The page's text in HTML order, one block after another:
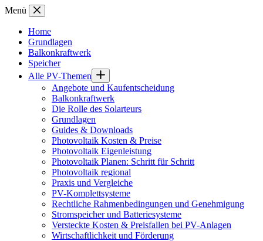
Zum
springen
Menü
Home
Grundlagen
Balkonkraftwerk
Speicher
Alle PV-Themen
Angebote und Kaufentscheidung
Balkonkraftwerk
Die Rolle des Solarteurs
Grundlagen
Guides & Downloads
Photovoltaik Kosten & Preise
Photovoltaik Eigenleistung
Photovoltaik Planen: Schritt für Schritt
Photovoltaik regional
Praxis und Vergleiche
PV-Komplettsysteme
Rechtliche Rahmenbedingungen und Genehmigung
Stromspeicher und Batteriesysteme
Versteckte Kosten & Preisfallen bei PV-Anlagen
Wirtschaftlichkeit und Förderung